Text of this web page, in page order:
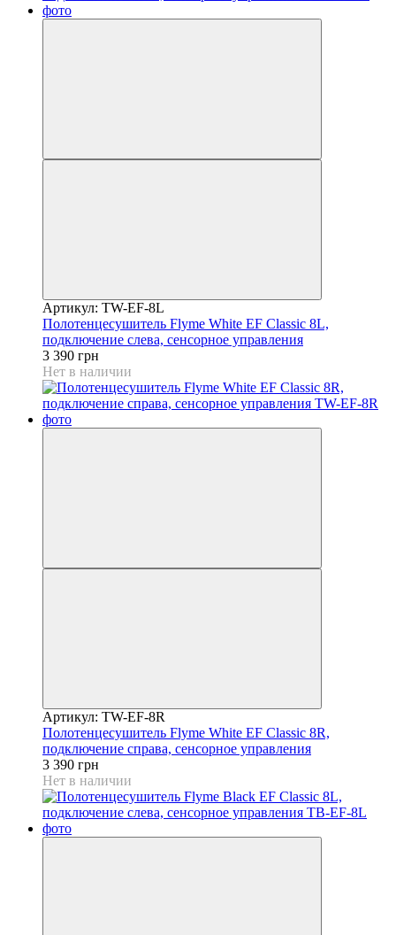
Артикул: TW-EF-8L
Полотенцесушитель Flyme White EF Classic 8L,
подключение слева, сенсорное управления
3 390 грн
Нет в наличии
Артикул: TW-EF-8R
Полотенцесушитель Flyme White EF Classic 8R,
подключение справа, сенсорное управления
3 390 грн
Нет в наличии